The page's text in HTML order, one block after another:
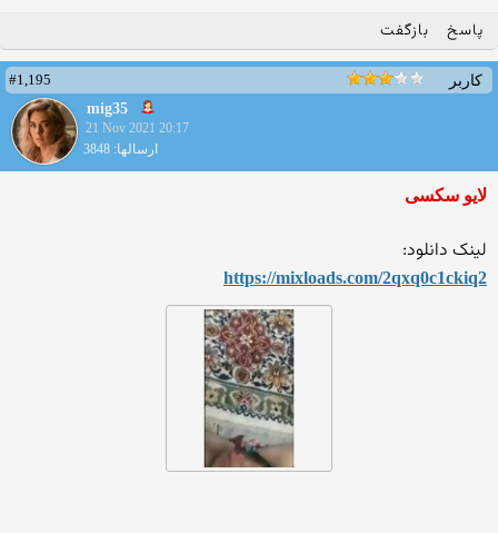
پاسخ بازگفت
کاربر
#1,195
mig35
21 Nov 2021 20:17
ارسالها: 3848
لایو سکسی
لینک دانلود:
https://mixloads.com/2qxq0c1ckiq2